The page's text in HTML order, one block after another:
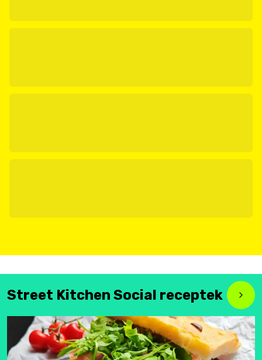
Street Kitchen Social receptek